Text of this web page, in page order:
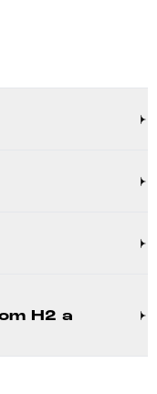
H2 a